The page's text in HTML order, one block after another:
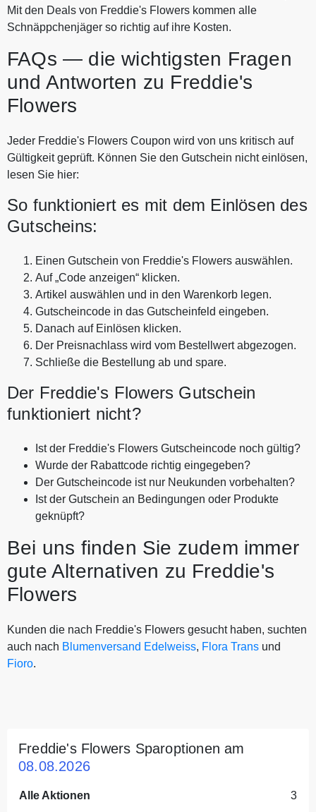
Mit den Deals von Freddie's Flowers kommen alle
Schnäppchenjäger so richtig auf ihre Kosten.
FAQs — die wichtigsten Fragen
und Antworten zu Freddie's
Flowers
Jeder Freddie's Flowers Coupon wird von uns kritisch auf
Gültigkeit geprüft. Können Sie den Gutschein nicht einlösen,
lesen Sie hier:
So funktioniert es mit dem Einlösen des
Gutscheins:
Einen Gutschein von Freddie's Flowers auswählen.
Auf „Code anzeigen“ klicken.
Artikel auswählen und in den Warenkorb legen.
Gutscheincode in das Gutscheinfeld eingeben.
Danach auf Einlösen klicken.
Der Preisnachlass wird vom Bestellwert abgezogen.
Schließe die Bestellung ab und spare.
Der Freddie's Flowers Gutschein
funktioniert nicht?
Ist der Freddie's Flowers Gutscheincode noch gültig?
Wurde der Rabattcode richtig eingegeben?
Der Gutscheincode ist nur Neukunden vorbehalten?
Ist der Gutschein an Bedingungen oder Produkte
geknüpft?
Bei uns finden Sie zudem immer
gute Alternativen zu Freddie's
Flowers
Kunden die nach Freddie's Flowers gesucht haben, suchten
auch nach Blumenversand Edelweiss, Flora Trans und
Fioro.
Freddie's Flowers Sparoptionen am
08.08.2026
Alle Aktionen
3